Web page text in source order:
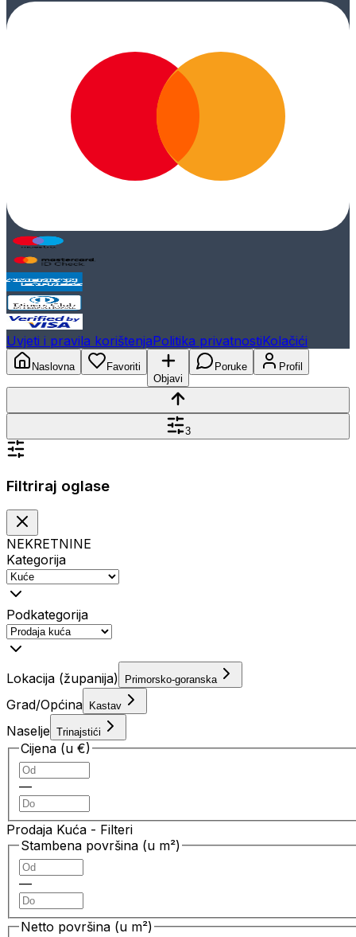
Uvjeti i pravila korištenjaPolitika privatnostiKolačići
Naslovna
Favoriti
Objavi
Poruke Profil
3
Filtriraj oglase
NEKRETNINE
Kategorija
Podkategorija
Lokacija (županija) Primorsko-goranska
Grad/Općina Kastav
Naselje Trinajstići
Cijena (u €)
—
Prodaja Kuća - Filteri
Stambena površina (u m²)
—
Netto površina (u m²)